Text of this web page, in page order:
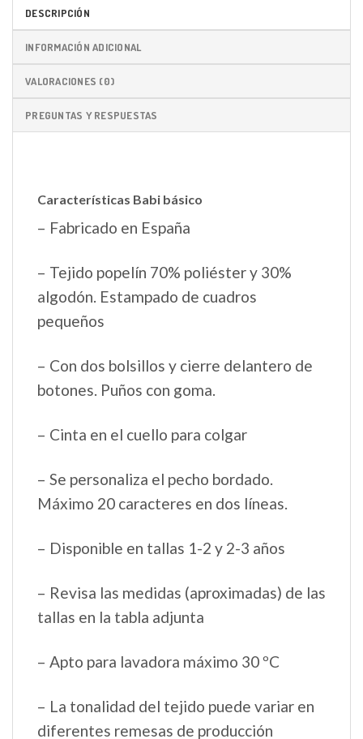
DESCRIPCIÓN
INFORMACIÓN ADICIONAL
VALORACIONES (0)
PREGUNTAS Y RESPUESTAS
Características Babi básico
– Fabricado en España
– Tejido popelín 70% poliéster y 30%
algodón. Estampado de cuadros
pequeños
– Con dos bolsillos y cierre delantero de
botones. Puños con goma.
– Cinta en el cuello para colgar
– Se personaliza el pecho bordado.
Máximo 20 caracteres en dos líneas.
– Disponible en tallas 1-2 y 2-3 años
– Revisa las medidas (aproximadas) de las
tallas en la tabla adjunta
– Apto para lavadora máximo 30 ºC
– La tonalidad del tejido puede variar en
diferentes remesas de producción